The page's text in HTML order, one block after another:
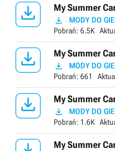
 My Summer
 MODY DO
Pobrań: 6.5K
 My Summer
 MODY DO
Pobrań: 661
 My Summer
 MODY DO
Pobrań: 1.6K
My Summer